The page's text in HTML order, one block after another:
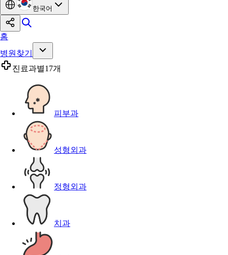
한국어
홈
병원찾기
진료과별17개
피부과
성형외과
정형외과
치과